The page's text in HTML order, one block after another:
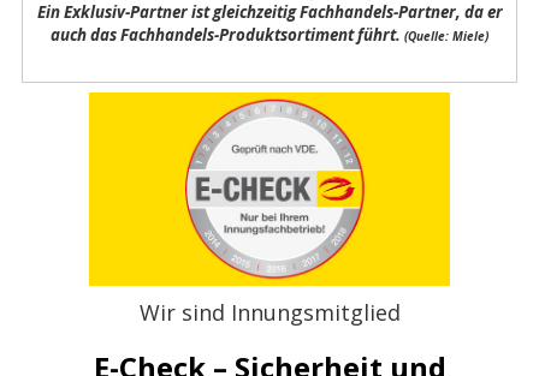
Ein Exklusiv-Partner ist gleichzeitig Fachhandels-Partner, da er
auch das Fachhandels-Produktsortiment führt. (Quelle: Miele)
Wir sind Innungsmitglied
E-Check – Sicherheit und